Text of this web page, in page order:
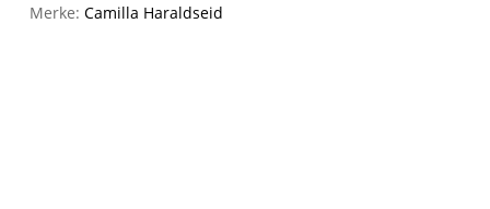
Merke: Camilla Haraldseid